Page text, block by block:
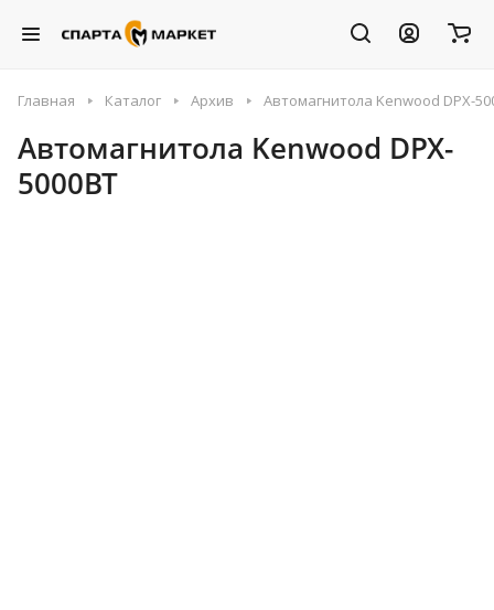
Главная Каталог Архив Автомагнитола Kenwood DPX-
Автомагнитола Kenwood DPX-
5000BT